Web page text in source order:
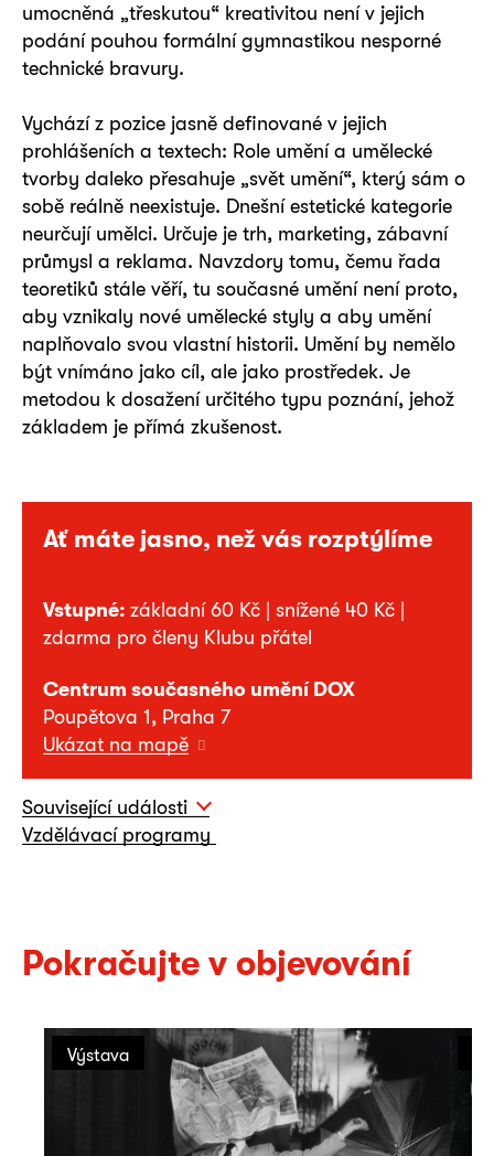
Ať máte jasno, než vás rozptýlíme
Vstupné: základní 60 Kč | snížené 40 Kč |
zdarma pro členy Klubu přátel
Centrum současného umění DOX
Poupětova 1, Praha 7
Ukázat na mapě
Související události
Vzdělávací programy
umocněná „třeskutou“ kreativitou není v jejich
podání pouhou formální gymnastikou nesporné
technické bravury.
Vychází z pozice jasně definované v jejich
prohlášeních a textech: Role umění a umělecké
tvorby daleko přesahuje „svět umění“, který sám o
sobě reálně neexistuje. Dnešní estetické kategorie
neurčují umělci. Určuje je trh, marketing, zábavní
průmysl a reklama. Navzdory tomu, čemu řada
teoretiků stále věří, tu současné umění není proto,
aby vznikaly nové umělecké styly a aby umění
naplňovalo svou vlastní historii. Umění by nemělo
být vnímáno jako cíl, ale jako prostředek. Je
metodou k dosažení určitého typu poznání, jehož
základem je přímá zkušenost.
Pokračujte v objevování
Výstava